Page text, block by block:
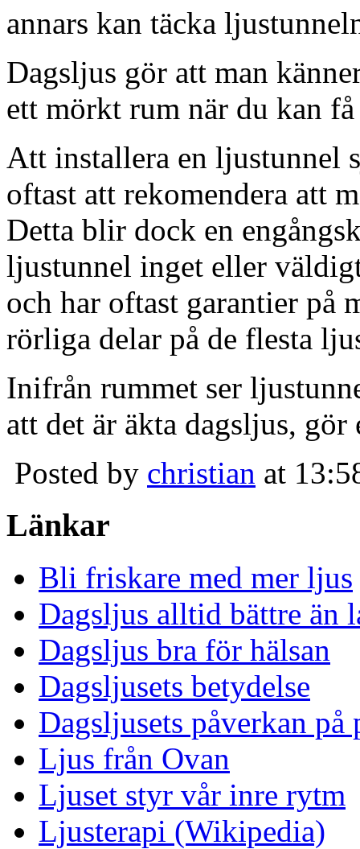
annars kan täcka
Dagsljus gör att man
ett mörkt rum när du kan
Att installera en ljustunnel
oftast att rekomendera att
Detta blir dock en
ljustunnel inget eller
och har oftast garantier på
rörliga delar på de flesta
Inifrån rummet ser
att det är äkta dagsljus,
Posted by christian at
Länkar
Bli friskare med mer ljus
Dagsljus alltid bättre än
Dagsljus bra för hälsan
Dagsljusets betydelse
Dagsljusets påverkan på
Ljus från Ovan
Ljuset styr vår inre rytm
Ljusterapi (Wikipedia)